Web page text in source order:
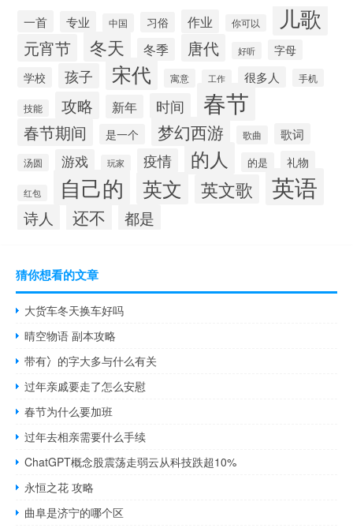
一首 专业 中国 习俗 作业 你可以 儿歌
元宵节 冬天 冬季 唐代 好听
字母
学校
孩子 宋代 寓意 工作 很多人 手机
技能 攻略 新年 时间 春节
春节期间 是一个 梦幻西游 歌曲 歌词
汤圆 游戏 玩家 疫情 的人 的是 礼物
红包 自己的 英文 英文歌 英语
诗人 还不 都是
猜你想看的文章
大货车冬天换车好吗
晴空物语 副本攻略
带有冫的字大多与什么有关
过年亲戚要走了怎么安慰
春节为什么要加班
过年去相亲需要什么手续
ChatGPT概念股震荡走弱云从科技跌超10%
永恒之花 攻略
曲阜是济宁的哪个区